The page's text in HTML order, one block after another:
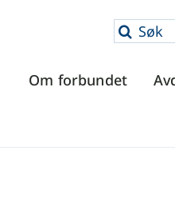
Søk
Om forbundet